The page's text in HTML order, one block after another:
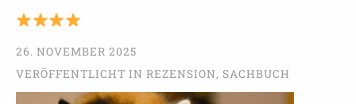
26. NOVEMBER 2025
VERÖFFENTLICHT IN REZENSION, SACHBUCH